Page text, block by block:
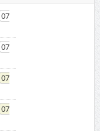
07
07
07
07